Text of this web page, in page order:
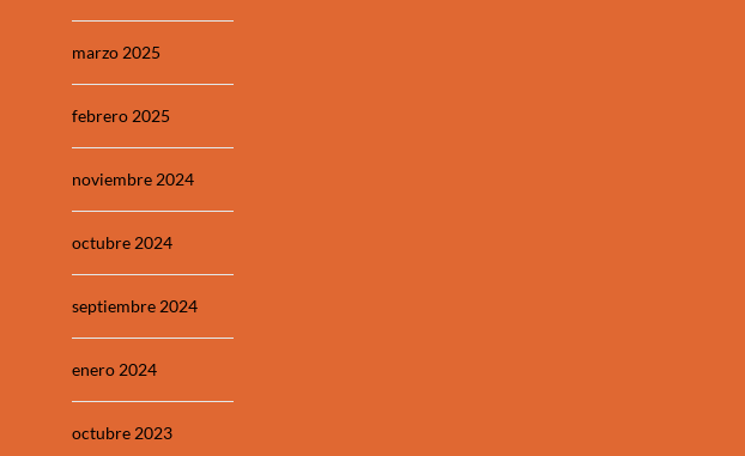
marzo 2025
febrero 2025
noviembre 2024
octubre 2024
septiembre 2024
enero 2024
octubre 2023